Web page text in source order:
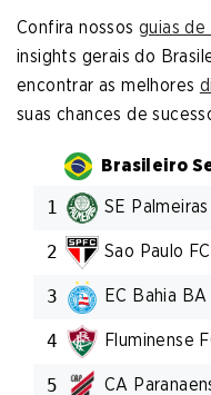
Confira nossosguias de
insights gerais do
encontrar as melhores
suas chances de
Brasileiro
1
SE Palmeiras
2 Sao Paulo
3 EC Bahia BA
4 Fluminense
5 CA